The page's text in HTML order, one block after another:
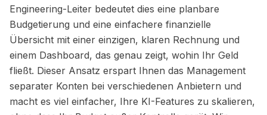
Engineering-Leiter bedeutet dies eine planbare
Budgetierung und eine einfachere finanzielle
Übersicht mit einer einzigen, klaren Rechnung und
einem Dashboard, das genau zeigt, wohin Ihr Geld
fließt. Dieser Ansatz erspart Ihnen das Management
separater Konten bei verschiedenen Anbietern und
macht es viel einfacher, Ihre KI-Features zu skalieren,